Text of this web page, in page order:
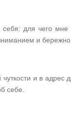
себя: для чего
и бережно.
и в адрес
себе.